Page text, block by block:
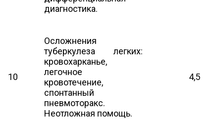
диагностика.
10
Осложнения
туберкулеза легких:
кровохарканье,
легочное
кровотечение,
спонтанный
пневмоторакс.
Неотложная помощь.
4,5